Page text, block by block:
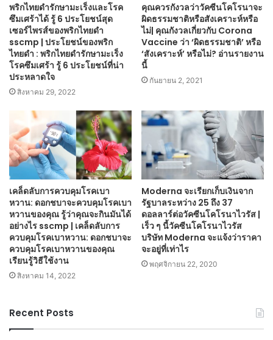
พริกไทยดำรักษามะเร็งและโรค
ซึมเศร้าได้ รู้ 6 ประโยชน์สุด
เซอร์ไพรส์ของพริกไทยดำ
sscmp | ประโยชน์ของพริก
ไทยดำ : พริกไทยดำรักษามะเร็ง
โรคซึมเศร้า รู้ 6 ประโยชน์ที่น่า
ประหลาดใจ
สิงหาคม 29, 2022
คุณควรกังวลว่าวัคซีนโคโรนาจะ
ผิดธรรมชาติหรือสังเคราะห์หรือ
ไม่| คุณกังวลเกี่ยวกับ Corona
Vaccine ว่า ‘ผิดธรรมชาติ’ หรือ
‘สังเคราะห์’ หรือไม่? อ่านรายงาน
นี้
กันยายน 2, 2021
เคล็ดลับการควบคุมโรคเบา
หวาน: ดอกชบาจะควบคุมโรคเบา
หวานของคุณ รู้ว่าคุณจะกินมันได้
อย่างไร sscmp | เคล็ดลับการ
ควบคุมโรคเบาหวาน: ดอกชบาจะ
ควบคุมโรคเบาหวานของคุณ
เรียนรู้วิธีใช้งาน
สิงหาคม 14, 2022
Moderna จะเรียกเก็บเงินจาก
รัฐบาลระหว่าง 25 ถึง 37
ดอลลาร์ต่อวัคซีนโคโรนาไวรัส |
เร็ว ๆ นี้วัคซีนโคโรนาไวรัส
บริษัท Moderna จะแจ้งว่าราคา
จะอยู่ที่เท่าไร
พฤศจิกายน 22, 2020
Recent Posts